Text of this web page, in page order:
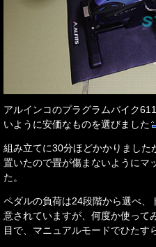
アルインコのプラグラムバイク
いように安価なものを選びました
組み立てに30分ほどかかりました
置いたので畳が傷まないようにマ
た。
ペダルの負荷は24段階から選べ、
意されていますが、何度か使って
目で、マニュアルモードでひたす